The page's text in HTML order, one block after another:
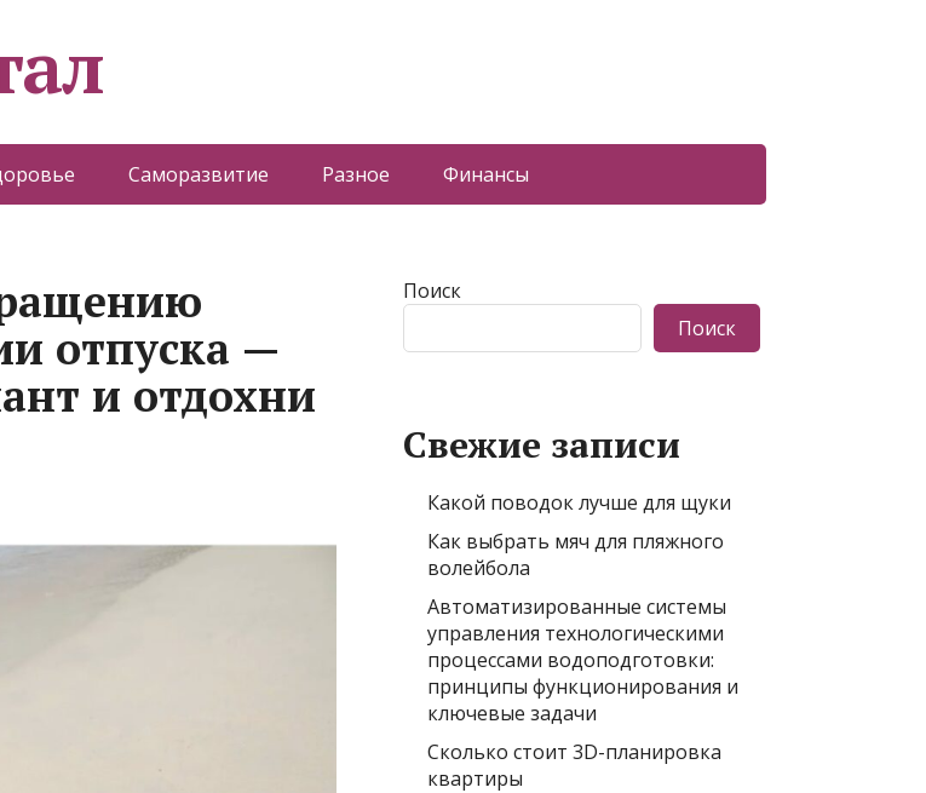
Саморазвитие Разное Финансы
отпуска —
и отдохни
Поиск
Поиск
Свежие записи
Какой поводок лучше для щуки
Как выбрать мяч для пляжного
волейбола
Автоматизированные системы
управления технологическими
процессами водоподготовки:
принципы функционирования и
ключевые задачи
Сколько стоит 3D-планировка
квартиры